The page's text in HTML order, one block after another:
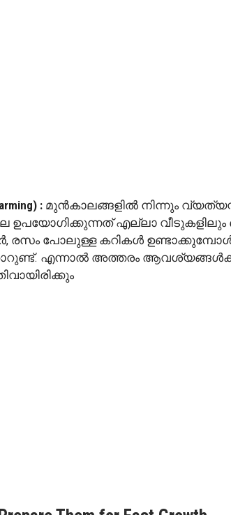
: മുൻകാലങ്ങളിൽ നിന്നും
ഉപയോഗിക്കുന്നത് എല്ലാ വീടുകളിലും
രസം പോലുള്ള കറികൾ
എന്നാൽ അത്തരം